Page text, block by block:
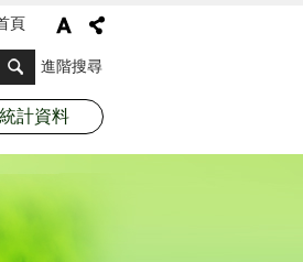
頁
進階搜尋
統計資料